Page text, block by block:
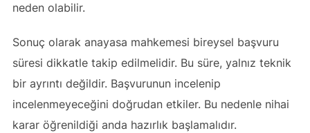
neden olabilir.
Sonuç olarak anayasa mahkemesi bireysel başvuru
süresi dikkatle takip edilmelidir. Bu süre, yalnız teknik
bir ayrıntı değildir. Başvurunun incelenip
incelenmeyeceğini doğrudan etkiler. Bu nedenle nihai
karar öğrenildiği anda hazırlık başlamalıdır.